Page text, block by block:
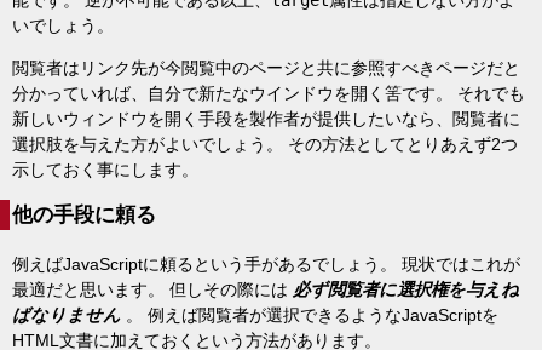
いでしょう。
閲覧者はリンク先が今閲覧中のページと共に参照すべきページだと
分かっていれば、自分で新たなウインドウを開く筈です。 それでも
新しいウィンドウを開く手段を製作者が提供したいなら、閲覧者に
選択肢を与えた方がよいでしょう。 その方法としてとりあえず2つ
示しておく事にします。
他の手段に頼る
例えばJavaScriptに頼るという手があるでしょう。 現状ではこれが
最適だと思います。 但しその際には 必ず閲覧者に選択権を与えね
ばなりません 。 例えば閲覧者が選択できるようなJavaScriptを
HTML文書に加えておくという方法があります。